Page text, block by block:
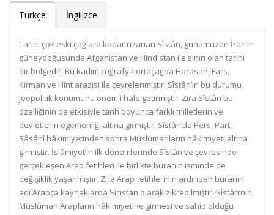
Türkçe İngilizce
Tarihi çok eski çağlara kadar uzanan Sîstân, günümüzde İran’ın
güneydoğusunda Afganistan ve Hindistan ile sınırı olan tarihi
bir bölgedir. Bu kadim coğrafya ortaçağda Horasan, Fars,
Kirman ve Hint arazisi ile çevrelenmiştir. Sîstân’ın bu durumu
jeopolitik konumunu önemli hale getirmiştir. Zira Sîstân bu
özelliğinin de etkisiyle tarih boyunca farklı milletlerin ve
devletlerin egemenliği altına girmiştir. Sîstân’da Pers, Part,
Sâsânî hâkimiyetinden sonra Müslümanların hâkimiyeti altına
girmiştir. İslâmiyet’in ilk dönemlerinde Sîstân ve çevresinde
gerçekleşen Arap fetihleri ile birlikte buranın isminde de
değişiklik yaşanmıştır. Zira Arap fetihlerinin ardından buranın
adı Arapça kaynaklarda Sicistan olarak zikredilmiştir. Sîstân’nın,
Müslüman Arapların hâkimiyetine girmesi ve sahip olduğu